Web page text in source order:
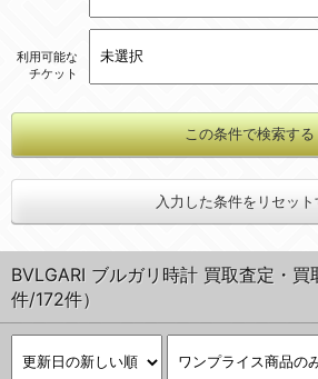
利用可能な
チケット
入力した条件をリセット
BVLGARI ブルガリ時計 買取査定・
件/172件）